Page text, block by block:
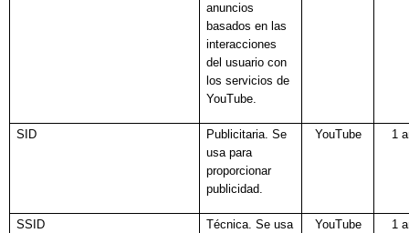
anuncios
basados en las
interacciones
del usuario con
los servicios de
YouTube.
SID
Publicitaria. Se
usa para
proporcionar
publicidad.
YouTube 1
SSID
Técnica. Se usa
YouTube 1